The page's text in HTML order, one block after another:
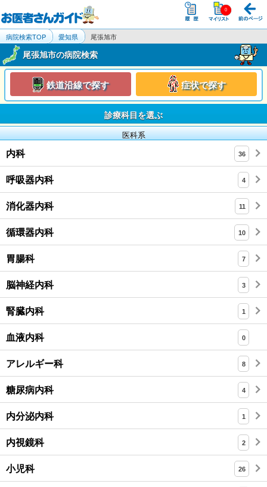
病院検索TOP 愛知県 尾張旭市
尾張旭市の病院検索
鉄道沿線で探す 症状で探す
診療科目を選ぶ
医科系
内科 36
呼吸器内科 4
消化器内科 11
循環器内科 10
胃腸科 7
脳神経内科 3
腎臓内科 1
血液内科 0
アレルギー科 8
糖尿病内科 4
内分泌内科 1
内視鏡科 2
小児科 26